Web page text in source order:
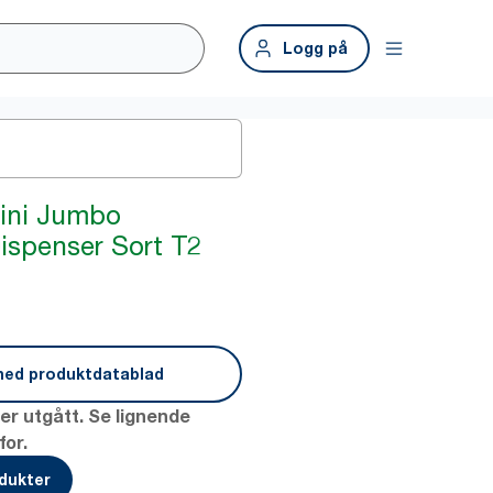
Logg på
Jumbo
Sort T2
produktdatablad
utgått. Se lignende